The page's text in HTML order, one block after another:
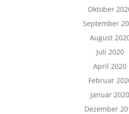
Oktober
September
August
Juli 2020
April 2020
Februar
Januar 2020
Dezember